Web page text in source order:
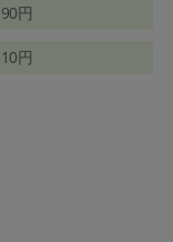
円
円